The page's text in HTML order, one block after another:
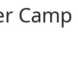
Camp